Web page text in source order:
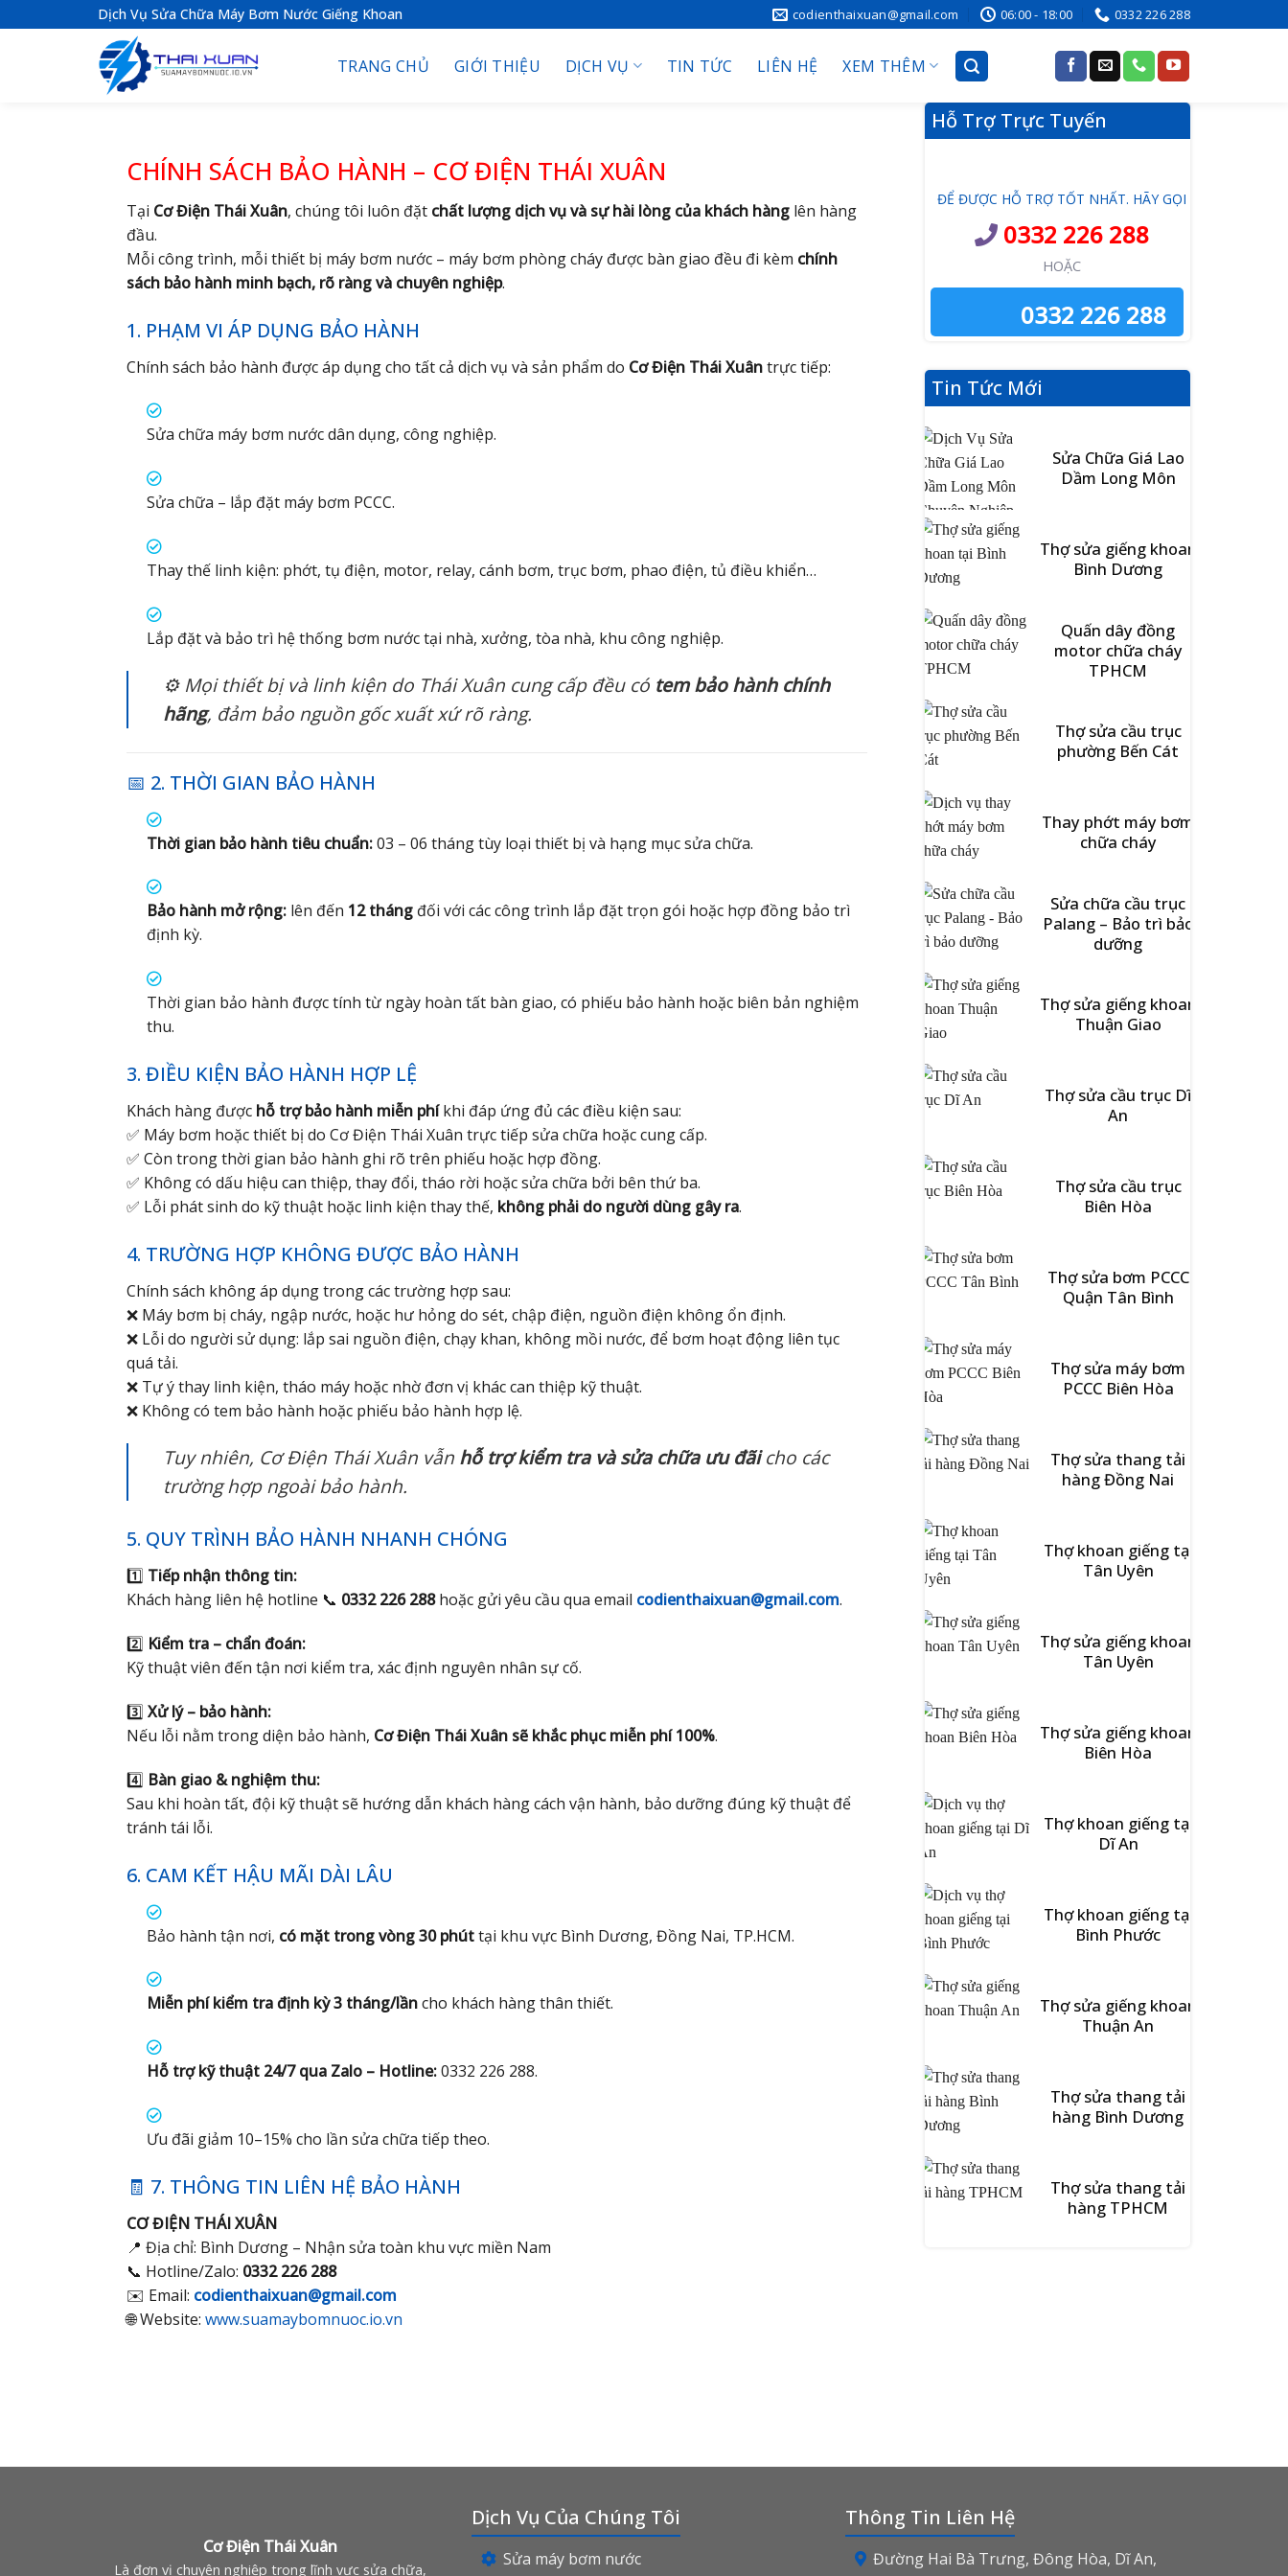
k
Dịch Vụ Sửa Chữa Máy Bơm Nước Giếng Khoan codienthaixuan@gmail.com 06:00 - 18:00 0332 226 288
TRANG CHỦ GIỚI THIỆU DỊCH VỤ TIN TỨC LIÊN HỆ XEM THÊM
CHÍNH SÁCH BẢO HÀNH – CƠ ĐIỆN THÁI XUÂN
Tại Cơ Điện Thái Xuân, chúng tôi luôn đặt chất lượng dịch vụ và sự hài lòng của khách hàng lên hàng
đầu.
Mỗi công trình, mỗi thiết bị máy bơm nước – máy bơm phòng cháy được bàn giao đều đi kèm chính
sách bảo hành minh bạch, rõ ràng và chuyên nghiệp.
1. PHẠM VI ÁP DỤNG BẢO HÀNH
Chính sách bảo hành được áp dụng cho tất cả dịch vụ và sản phẩm do Cơ Điện Thái Xuântrực tiếp:
Sửa chữa máy bơm nước dân dụng, công nghiệp.
Sửa chữa – lắp đặt máy bơm PCCC.
Thay thế linh kiện: phớt, tụ điện, motor, relay, cánh bơm, trục bơm, phao điện, tủ điều khiển…
Lắp đặt và bảo trì hệ thống bơm nước tại nhà, xưởng, tòa nhà, khu công nghiệp.
⚙️ Mọi thiết bị và linh kiện do Thái Xuân cung cấp đều có tem bảo hành chính
hãng, đảm bảo nguồn gốc xuất xứ rõ ràng.
📅 2. THỜI GIAN BẢO HÀNH
Thời gian bảo hành tiêu chuẩn:03 – 06 tháng tùy loại thiết bị và hạng mục sửa chữa.
Bảo hành mở rộng:lên đến 12 thángđối với các công trình lắp đặt trọn gói hoặc hợp đồng bảo trì
định kỳ.
Thời gian bảo hành được tính từ ngày hoàn tất bàn giao, có phiếu bảo hành hoặc biên bản nghiệm
thu.
3. ĐIỀU KIỆN BẢO HÀNH HỢP LỆ
Khách hàng được hỗ trợ bảo hành miễn phíkhi đáp ứng đủ các điều kiện sau:
✅ Máy bơm hoặc thiết bị do Cơ Điện Thái Xuân trực tiếp sửa chữa hoặc cung cấp.
✅ Còn trong thời gian bảo hành ghi rõ trên phiếu hoặc hợp đồng.
✅ Không có dấu hiệu can thiệp, thay đổi, tháo rời hoặc sửa chữa bởi bên thứ ba.
✅ Lỗi phát sinh do kỹ thuật hoặc linh kiện thay thế, không phải do người dùng gây ra.
4. TRƯỜNG HỢP KHÔNG ĐƯỢC BẢO HÀNH
Chính sách không áp dụng trong các trường hợp sau:
❌ Máy bơm bị cháy, ngập nước, hoặc hư hỏng do sét, chập điện, nguồn điện không ổn định.
❌ Lỗi do người sử dụng: lắp sai nguồn điện, chạy khan, không mồi nước, để bơm hoạt động liên tục
quá tải.
❌ Tự ý thay linh kiện, tháo máy hoặc nhờ đơn vị khác can thiệp kỹ thuật.
❌ Không có tem bảo hành hoặc phiếu bảo hành hợp lệ.
Tuy nhiên, Cơ Điện Thái Xuân vẫn hỗ trợ kiểm tra và sửa chữa ưu đãicho các
trường hợp ngoài bảo hành.
5. QUY TRÌNH BẢO HÀNH NHANH CHÓNG
1️⃣ Tiếp nhận thông tin:
Khách hàng liên hệ hotline 📞 0332 226 288hoặc gửi yêu cầu qua email codienthaixuan@gmail.com.
2️⃣ Kiểm tra – chẩn đoán:
Kỹ thuật viên đến tận nơi kiểm tra, xác định nguyên nhân sự cố.
3️⃣ Xử lý – bảo hành:
Nếu lỗi nằm trong diện bảo hành, Cơ Điện Thái Xuân sẽ khắc phục miễn phí 100%.
4️⃣ Bàn giao & nghiệm thu:
Sau khi hoàn tất, đội kỹ thuật sẽ hướng dẫn khách hàng cách vận hành, bảo dưỡng đúng kỹ thuật để
tránh tái lỗi.
6. CAM KẾT HẬU MÃI DÀI LÂU
Bảo hành tận nơi, có mặt trong vòng 30 phúttại khu vực Bình Dương, Đồng Nai, TP.HCM.
Miễn phí kiểm tra định kỳ 3 tháng/lầncho khách hàng thân thiết.
Hỗ trợ kỹ thuật 24/7 qua Zalo – Hotline:0332 226 288.
Ưu đãi giảm 10–15% cho lần sửa chữa tiếp theo.
🧾 7. THÔNG TIN LIÊN HỆ BẢO HÀNH
CƠ ĐIỆN THÁI XUÂN
📍 Địa chỉ: Bình Dương – Nhận sửa toàn khu vực miền Nam
📞 Hotline/Zalo: 0332 226 288
✉️ Email: codienthaixuan@gmail.com
🌐 Website: www.suamaybomnuoc.io.vn
Hỗ Trợ Trực Tuyến
ĐỂ ĐƯỢC HỖ TRỢ TỐT NHẤT. HÃY GỌI
0332 226 288
HOẶC
0332 226 288
Tin Tức Mới
Sửa Chữa Giá Lao
Dầm Long Môn
Thợ sửa giếng khoan
Bình Dương
Quấn dây đồng
motor chữa cháy
TPHCM
Thợ sửa cầu trục
phường Bến Cát
Thay phớt máy bơm
chữa cháy
Sửa chữa cầu trục
Palang – Bảo trì bảo
dưỡng
Thợ sửa giếng khoan
Thuận Giao
Thợ sửa cầu trục Dĩ
An
Thợ sửa cầu trục
Biên Hòa
Thợ sửa bơm PCCC
Quận Tân Bình
Thợ sửa máy bơm
PCCC Biên Hòa
Thợ sửa thang tải
hàng Đồng Nai
Thợ khoan giếng tại
Tân Uyên
Thợ sửa giếng khoan
Tân Uyên
Thợ sửa giếng khoan
Biên Hòa
Thợ khoan giếng tại
Dĩ An
Thợ khoan giếng tại
Bình Phước
Thợ sửa giếng khoan
Thuận An
Thợ sửa thang tải
hàng Bình Dương
Thợ sửa thang tải
hàng TPHCM
Cơ Điện Thái Xuân
Là đơn vị chuyên nghiệp trong lĩnh vực sửa chữa,
Dịch Vụ Của Chúng Tôi
Sửa máy bơm nước
Thông Tin Liên Hệ
Đường Hai Bà Trưng, Đông Hòa, Dĩ An,